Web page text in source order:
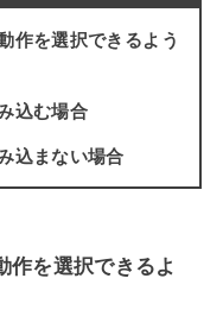
作を選択できるよう
込む場合
込まない場合
作を選択できるよ